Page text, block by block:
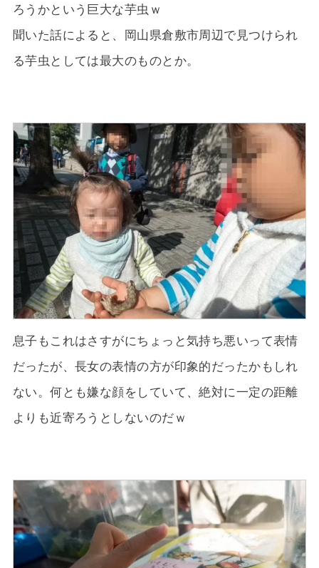
ろうかという巨大な芋虫ｗ
聞いた話によると、岡山県倉敷市周辺で見つけられ
る芋虫としては最大のものとか。
息子もこれはさすがにちょっと気持ち悪いって表情
だったが、長女の表情の方が印象的だったかもしれ
ない。何とも嫌な顔をしていて、絶対に一定の距離
よりも近寄ろうとしないのだｗ